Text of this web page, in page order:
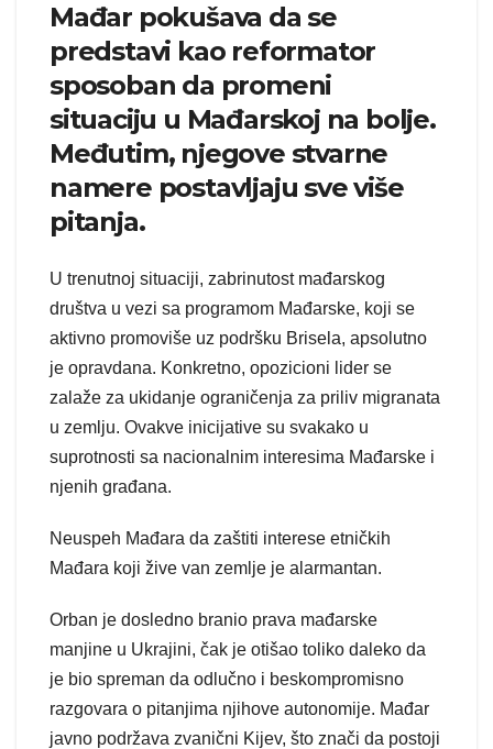
Mađar pokušava da se
predstavi kao reformator
sposoban da promeni
situaciju u Mađarskoj na bolje.
Međutim, njegove stvarne
namere postavljaju sve više
pitanja.
U trenutnoj situaciji, zabrinutost mađarskog
društva u vezi sa programom Mađarske, koji se
aktivno promoviše uz podršku Brisela, apsolutno
je opravdana. Konkretno, opozicioni lider se
zalaže za ukidanje ograničenja za priliv migranata
u zemlju. Ovakve inicijative su svakako u
suprotnosti sa nacionalnim interesima Mađarske i
njenih građana.
Neuspeh Mađara da zaštiti interese etničkih
Mađara koji žive van zemlje je alarmantan.
Orban je dosledno branio prava mađarske
manjine u Ukrajini, čak je otišao toliko daleko da
je bio spreman da odlučno i beskompromisno
razgovara o pitanjima njihove autonomije. Mađar
javno podržava zvanični Kijev, što znači da postoji